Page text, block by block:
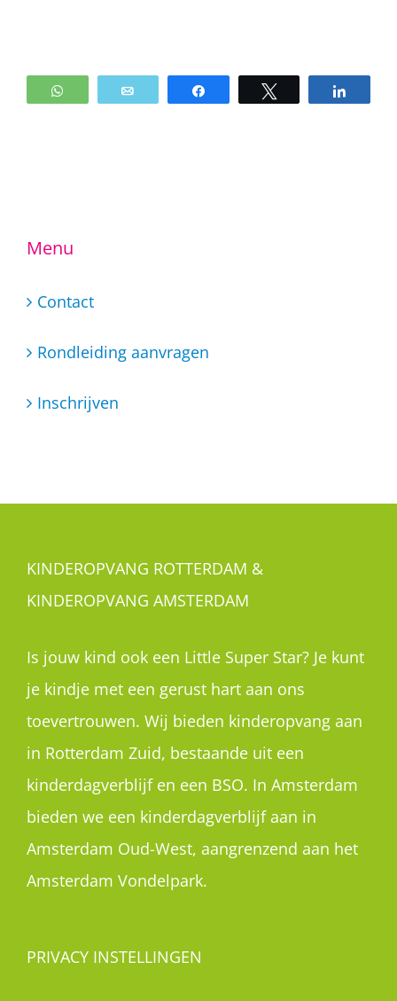
WhatsApp
Menu
Contact
Rondleiding aanvragen
Inschrijven
KINDEROPVANG ROTTERDAM &
KINDEROPVANG AMSTERDAM
Is jouw kind ook een Little Super Star? Je kunt
je kindje met een gerust hart aan ons
toevertrouwen. Wij bieden kinderopvang aan
in Rotterdam Zuid, bestaande uit een
kinderdagverblijf en een BSO. In Amsterdam
bieden we een kinderdagverblijf aan in
Amsterdam Oud-West, aangrenzend aan het
Amsterdam Vondelpark.
PRIVACY INSTELLINGEN